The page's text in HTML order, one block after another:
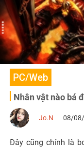
PC/Web
Nhân vật nào bá
Jo.N 08/
Đây cũng chính là